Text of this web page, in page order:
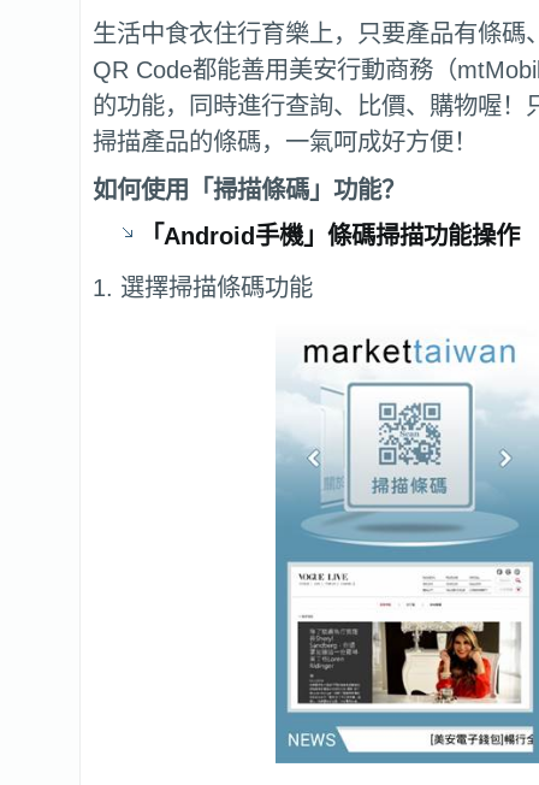
生活中食衣住行育樂上，只要產品有條碼
QR Code都能善用美安行動商務（
的功能，同時進行查詢、比價、購物喔！
掃描產品的條碼，一氣呵成好方便！
如何使用「掃描條碼」功能？
「Android手機」條碼掃描功能操作
1. 選擇掃描條碼功能